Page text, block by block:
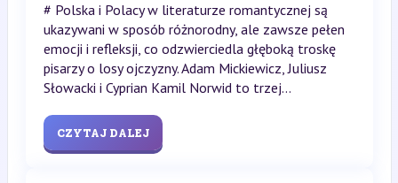
# Polska i Polacy w literaturze romantycznej są
ukazywani w sposób różnorodny, ale zawsze pełen
emocji i refleksji, co odzwierciedla głęboką troskę
pisarzy o losy ojczyzny. Adam Mickiewicz, Juliusz
Słowacki i Cyprian Kamil Norwid to trzej...
CZYTAJ DALEJ